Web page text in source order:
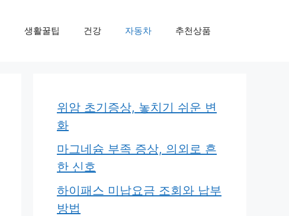
생활꿀팁 건강 자동차 추천상품
위암 초기증상, 놓치기 쉬운 변
화
마그네슘 부족 증상, 의외로 흔
한 신호
하이패스 미납요금 조회와 납부
방법